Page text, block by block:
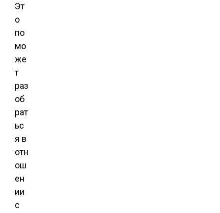
Эт
о
по
мо
же
т
раз
об
рат
ьс
я в
отн
ош
ен
ии
с